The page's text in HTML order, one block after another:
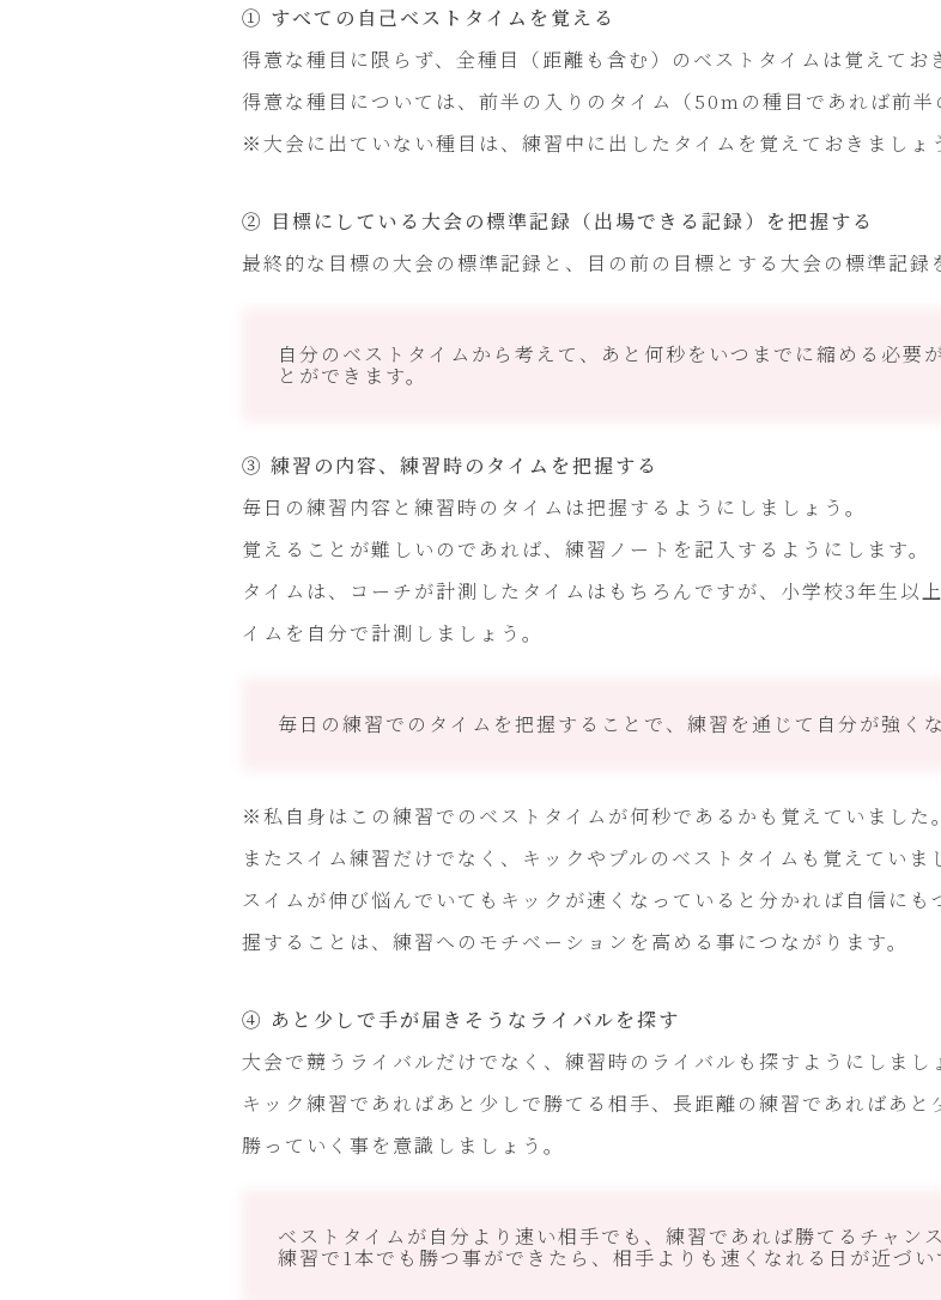
① すべての自己ベストタイムを覚える
得意な種目に限らず、全種目（距離も含む）のベストタイムは覚えてお
得意な種目については、前半の入りのタイム（50mの種目であれば前半
※大会に出ていない種目は、練習中に出したタイムを覚えておきましょ
② 目標にしている大会の標準記録（出場できる記録）を把握する
最終的な目標の大会の標準記録と、目の前の目標とする大会の標準記録
自分のベストタイムから考えて、あと何秒をいつまでに縮める必要
とができます。
③ 練習の内容、練習時のタイムを把握する
毎日の練習内容と練習時のタイムは把握するようにしましょう。
覚えることが難しいのであれば、練習ノートを記入するようにします。
タイムは、コーチが計測したタイムはもちろんですが、小学校3年生以
イムを自分で計測しましょう。
毎日の練習でのタイムを把握することで、練習を通じて自分が強く
※私自身はこの練習でのベストタイムが何秒であるかも覚えていました。
またスイム練習だけでなく、キックやプルのベストタイムも覚えていま
スイムが伸び悩んでいてもキックが速くなっていると分かれば自信に
握することは、練習へのモチベーションを高める事につながります。
④ あと少しで手が届きそうなライバルを探す
大会で競うライバルだけでなく、練習時のライバルも探すようにしまし
キック練習であればあと少しで勝てる相手、長距離の練習であればあ
勝っていく事を意識しましょう。
ベストタイムが自分より速い相手でも、練習であれば勝てるチャンス
練習で1本でも勝つ事ができたら、相手よりも速くなれる日が近づい